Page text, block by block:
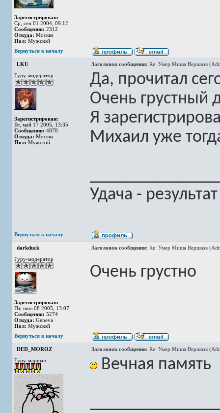
Зарегистрирован:
Ср, сен 01 2004, 09:12
Сообщения: 2312
Откуда: Москва
Пол: Мужской
Вернуться к началу
LKU Заголовок сообщения: Re: Умер Миша Вершков
Гуру-модератор
Зарегистрирован:
Вт, май 17 2005, 13:35
Сообщения: 4878
Откуда: Москва
Пол: Мужской
Да, прочитал
Очень грустный
Я
Михаил уже
Удача -
Вернуться к началу
darkduck Заголовок сообщения: Re: Умер Миша Вершков
Гуру-модератор
Зарегистрирован:
Пт, июл 08 2005, 13:07
Сообщения: 5274
Откуда: Geneva
Пол: Мужской
Очень грустно
Вернуться к началу
DED_MOROZ Заголовок сообщения: Re: Умер Миша Вершков
Гуру-маршал
Вечная память